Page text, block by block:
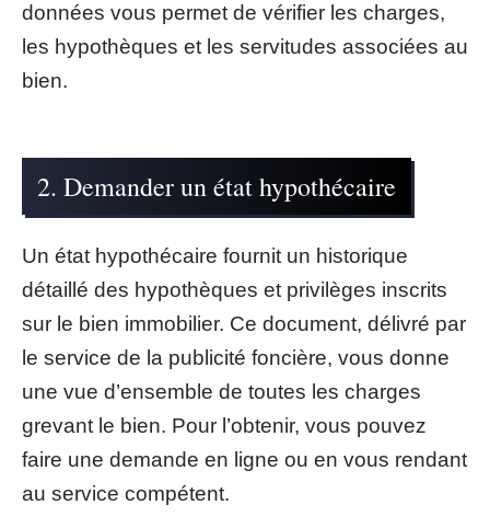
données vous permet de vérifier les charges,
les hypothèques et les servitudes associées au
bien.
2. Demander un état hypothécaire
Un état hypothécaire fournit un historique
détaillé des hypothèques et privilèges inscrits
sur le bien immobilier. Ce document, délivré par
le service de la publicité foncière, vous donne
une vue d’ensemble de toutes les charges
grevant le bien. Pour l’obtenir, vous pouvez
faire une demande en ligne ou en vous rendant
au service compétent.